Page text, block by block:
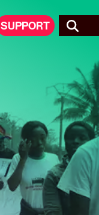
SUPPORT